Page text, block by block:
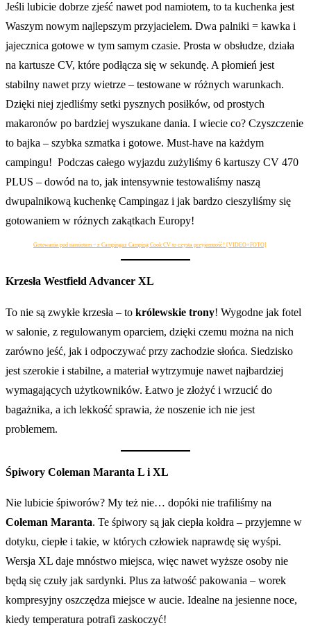
Jeśli lubicie dobrze zjeść nawet pod namiotem, to ta kuchenka jest
Waszym nowym najlepszym przyjacielem. Dwa palniki = kawka i
jajecznica gotowe w tym samym czasie. Prosta w obsłudze, działa
na kartusze CV, które podłącza się w sekundę. A płomień jest
stabilny nawet przy wietrze – testowane w różnych warunkach.
Dzięki niej zjedliśmy setki pysznych posiłków, od prostych
makaronów po bardziej wyszukane dania. I wiecie co? Czyszczenie
to bajka – szybka szmatka i gotowe. Must-have na każdym
campingu! Podczas całego wyjazdu zużyliśmy 6 kartuszy CV 470
PLUS – dowód na to, jak intensywnie testowaliśmy naszą
dwupalnikową kuchenkę Campingaz i jak bardzo cieszyliśmy się
gotowaniem w różnych zakątkach Europy!
Gotowanie pod namiotem – z Campingaz Camping Cook CV to czysta przyjemność! [VIDEO+FOTO]
Krzesła Westfield Advancer XL
To nie są zwykłe krzesła – to królewskie trony! Wygodne jak fotel
w salonie, z regulowanym oparciem, dzięki czemu można na nich
zarówno jeść, jak i odpoczywać przy zachodzie słońca. Siedzisko
jest szerokie i stabilne, a materiał wytrzymuje nawet najbardziej
wymagających użytkowników. Łatwo je złożyć i wrzucić do
bagażnika, a ich lekkość sprawia, że noszenie ich nie jest
problemem.
Śpiwory Coleman Maranta L i XL
Nie lubicie śpiworów? My też nie… dopóki nie trafiliśmy na
Coleman Maranta. Te śpiwory są jak ciepła kołdra – przyjemne w
dotyku, ciepłe i takie, w których człowiek naprawdę się wyśpi.
Wersja XL daje mnóstwo miejsca, więc nawet wyższe osoby nie
będą się czuły jak sardynki. Plus za łatwość pakowania – worek
kompresyjny oszczędza miejsce w aucie. Idealne na jesienne noce,
kiedy temperatura potrafi zaskoczyć!